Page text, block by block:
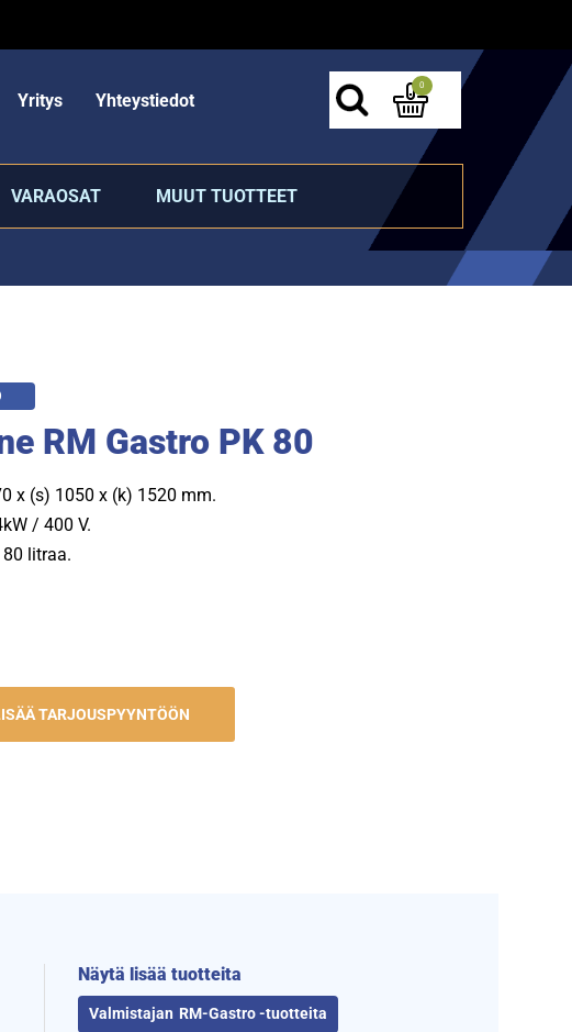
Yritys Yhteystiedot
0
VARAOSAT MUUT TUOTTEET
RM Gastro PK 80
x (s) 1050 x (k) 1520 mm.
/ 400 V.
litraa.
TARJOUSPYYNTÖÖN
Näytä lisää tuotteita
RM-Gastro -tuotteita